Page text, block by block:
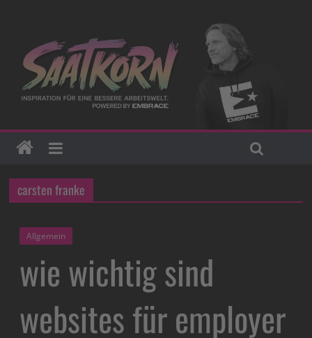
carsten franke
Allgemein
wie wichtig sind
websites für employer